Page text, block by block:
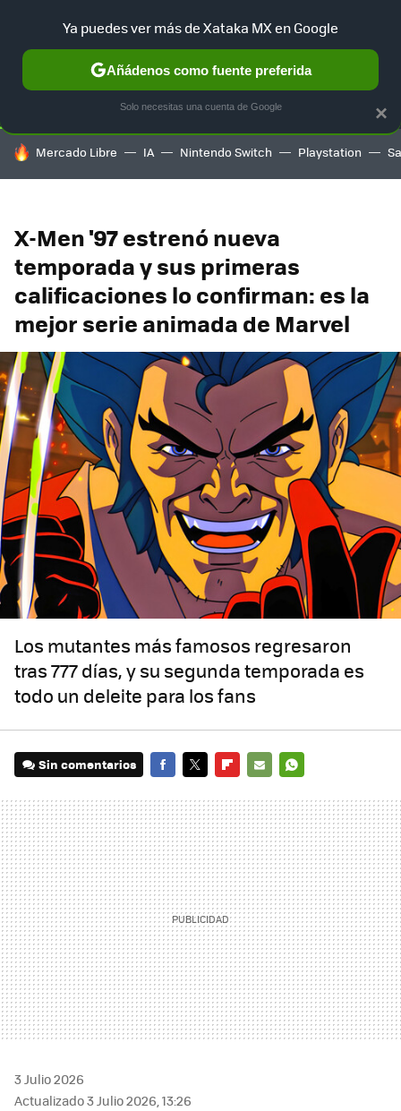
SELECCIÓN GAMING HOME AUTO TERRITORIO
HOY SE HABLA DE
Mercado Libre IA Nintendo Switch Playstation
X-Men '97 estrenó nueva
temporada y sus primeras
calificaciones lo confirman: es la
mejor serie animada de Marvel
Los mutantes más famosos regresaron
tras 777 días, y su segunda temporada es
todo un deleite para los fans
Sin comentarios
MAIL
3 Julio 2026
Actualizado 3 Julio 2026, 13:26
×
Ya puedes ver más de Xataka MX en Google
Añádenos como fuente preferida
Solo necesitas una cuenta de Google